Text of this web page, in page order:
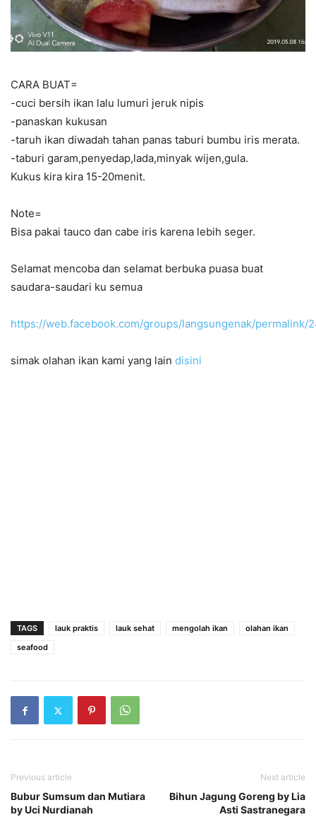
CARA BUAT=
-cuci bersih ikan lalu lumuri jeruk nipis
-panaskan kukusan
-taruh ikan diwadah tahan panas taburi bumbu iris merata.
-taburi garam,penyedap,lada,minyak wijen,gula.
Kukus kira kira 15-20menit.
Note=
Bisa pakai tauco dan cabe iris karena lebih seger.
Selamat mencoba dan selamat berbuka puasa buat
saudara-saudari ku semua
https://web.facebook.com/groups/langsungenak/permalink/
simak olahan ikan kami yang lain disini
TAGS lauk praktis lauk sehat mengolah ikan
olahan ikan
seafood
Previous article
Bubur Sumsum dan Mutiara
by Uci Nurdianah
Next article
Bihun Jagung Goreng by Lia
Asti Sastranegara